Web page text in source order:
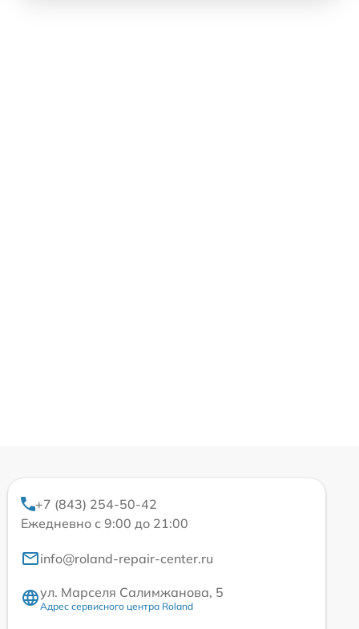
+7 (843) 254-50-42
Ежедневно с 9:00 до 21:00
info@roland-repair-center.ru
ул. Марселя Салимжанова, 5
Адрес сервисного центра Roland